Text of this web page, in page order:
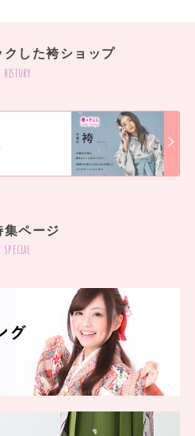
クした袴ショップ
history
集ページ
special